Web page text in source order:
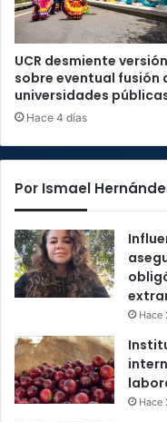
UCR desmiente versión
sobre eventual fusión
universidades
Hace 4 días
Por Ismael
Hace
Hace